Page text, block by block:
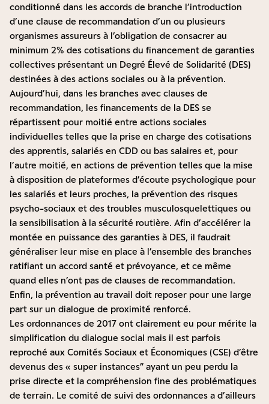
conditionné dans les accords de branche l’introduction
d’une clause de recommandation d’un ou plusieurs
organismes assureurs à l’obligation de consacrer au
minimum 2% des cotisations du financement de garanties
collectives présentant un Degré Élevé de Solidarité (DES)
destinées à des actions sociales ou à la prévention.
Aujourd’hui, dans les branches avec clauses de
recommandation, les financements de la DES se
répartissent pour moitié entre actions sociales
individuelles telles que la prise en charge des cotisations
des apprentis, salariés en CDD ou bas salaires et, pour
l’autre moitié, en actions de prévention telles que la mise
à disposition de plateformes d’écoute psychologique pour
les salariés et leurs proches, la prévention des risques
psycho-sociaux et des troubles musculosquelettiques ou
la sensibilisation à la sécurité routière. Afin d’accélérer la
montée en puissance des garanties à DES, il faudrait
généraliser leur mise en place à l’ensemble des branches
ratifiant un accord santé et prévoyance, et ce même
quand elles n’ont pas de clauses de recommandation.
Enfin, la prévention au travail doit reposer pour une large
part sur un dialogue de proximité renforcé.
Les ordonnances de 2017 ont clairement eu pour mérite la
simplification du dialogue social mais il est parfois
reproché aux Comités Sociaux et Économiques (CSE) d’être
devenus des « super instances” ayant un peu perdu la
prise directe et la compréhension fine des problématiques
de terrain. Le comité de suivi des ordonnances a d’ailleurs